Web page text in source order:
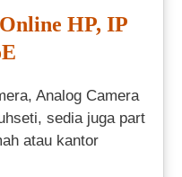
HP, IP
Analog Camera
sedia juga part
atau kantor